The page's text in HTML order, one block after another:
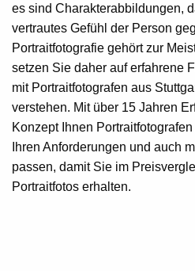
es sind Charakterabbildungen,
vertrautes Gefühl der Person
Portraitfotografie gehört zur
setzen Sie daher auf erfahrene
mit Portraitfotografen aus
verstehen. Mit über 15 Jahren
Konzept Ihnen
Ihren Anforderungen und auch
passen, damit Sie im
Portraitfotos erhalten.